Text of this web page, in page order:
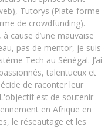
Tutorys (Plate-forme
de crowdfunding).
cause d’une mauvaise
pas de mentor, je suis
Tech au Sénégal. J’ai
talentueux et
de raconter leur
est de soutenir
en Afrique en
le réseautage et les